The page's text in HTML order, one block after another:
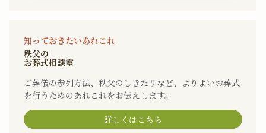
知っておきたいあれこれ
秩父の
お葬式相談室
ご葬儀の参列方法、秩父のしきたりなど、よりよいお葬式
を行うためのあれこれをお伝えします。
詳しくはこちら